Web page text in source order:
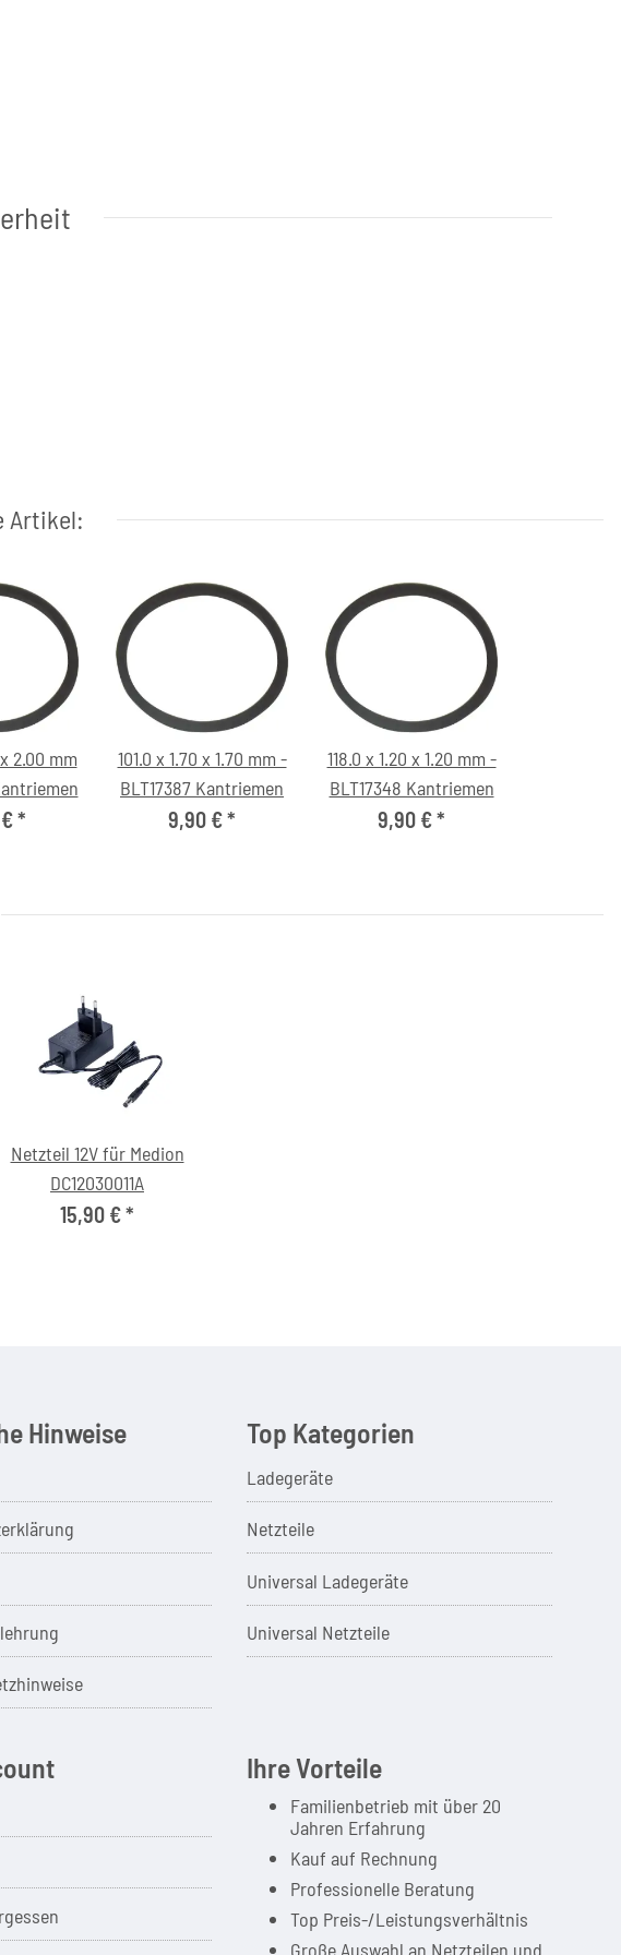
Artikel:
2.00 mm
*
101.0 x 1.70 x 1.70 mm -
BLT17387 Kantriemen
9,90 €*
118.0 x 1.20 x 1.20 mm -
BLT17348 Kantriemen
9,90 €*
Netzteil 12V für Medion
DC12030011A
15,90 €*
Hinweise Top Kategorien
Ladegeräte
Netzteile
Universal Ladegeräte
Universal Netzteile
Ihre Vorteile
Familienbetrieb mit über 20
Jahren Erfahrung
Kauf auf Rechnung
Professionelle Beratung
Top Preis-/Leistungsverhältnis
Große Auswahl an Netzteilen und